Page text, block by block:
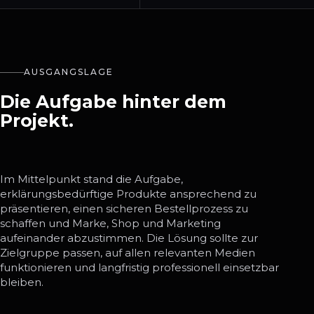
AUSGANGSLAGE
Die Aufgabe hinter dem
Projekt.
Im Mittelpunkt stand die Aufgabe,
erklärungsbedürftige Produkte ansprechend zu
präsentieren, einen sicheren Bestellprozess zu
schaffen und Marke, Shop und Marketing
aufeinander abzustimmen. Die Lösung sollte zur
Zielgruppe passen, auf allen relevanten Medien
funktionieren und langfristig professionell einsetzbar
bleiben.